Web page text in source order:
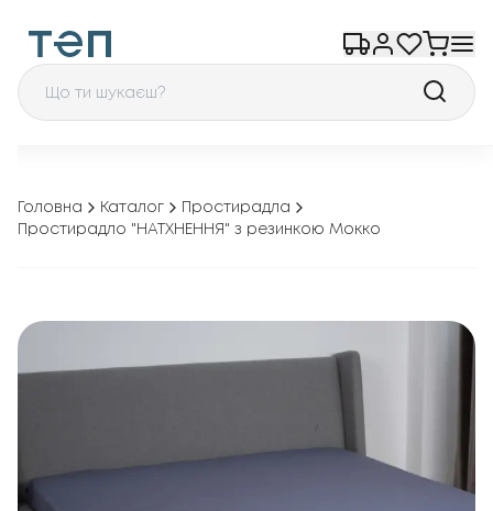
Головна Каталог
Простирадла
Простирадло "НАТХНЕННЯ" з резинкою Мокко